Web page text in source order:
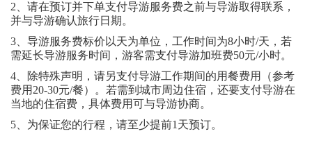
2、请在预订并下单支付导游服务费之前与导游取得联系，
并与导游确认旅行日期。
3、导游服务费标价以天为单位，工作时间为8小时/天，若
需延长导游服务时间，游客需支付导游加班费50元/小时。
4、除特殊声明，请另支付导游工作期间的用餐费用（参考
费用20-30元/餐）。若需到城市周边住宿，还要支付导游在
当地的住宿费，具体费用可与导游协商。
5、为保证您的行程，请至少提前1天预订。